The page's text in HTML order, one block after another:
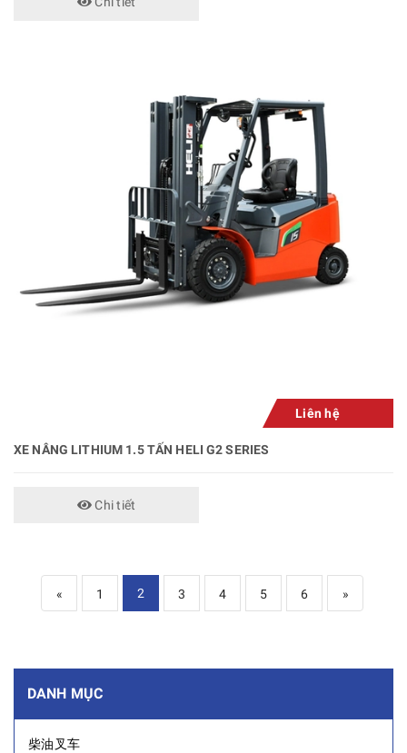
Liên hệ
XE NÂNG LITHIUM 1.5 TẤN HELI G2 SERIES
Chi tiết
« 1 2 3 4 5 6 »
DANH MỤC
柴油叉车